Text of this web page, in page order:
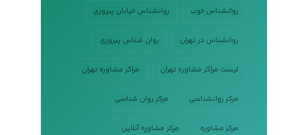
روانشناس خوب روانشناس خیابان پیروزی
روانشناس در تهران روان شناس پیروزی
لیست مراکز مشاوره تهران مراکز مشاوره تهران
مرکز روانشناسی مرکز روان شناسی
مرکز مشاوره مرکز مشاوره آنلاین